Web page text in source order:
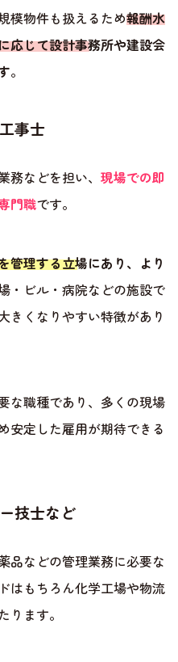
模物件も扱えるため報酬水
応じて設計事務所や建設会
。
事士
などを担い、 現場での即
門職です。
管理する立場にあり、より
・ビル・病院などの施設で
きくなりやすい特徴があり
な職種であり、多くの現場
安定した雇用が期待できる
技士など
品などの管理業務に必要な
はもちろん化学工場や物流
ます。